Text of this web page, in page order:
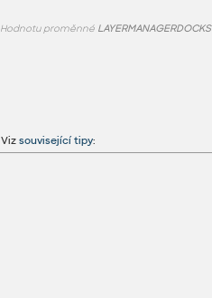
Hodnotu proměnné
Viz související tipy: